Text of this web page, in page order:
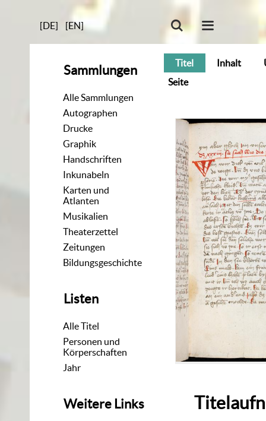
[DE] [EN]
Sammlungen
Alle Sammlungen
Autographen
Drucke
Graphik
Handschriften
Inkunabeln
Karten und
Atlanten
Musikalien
Theaterzettel
Zeitungen
Bildungsgeschichte
Listen
Alle Titel
Personen und
Körperschaften
Jahr
Weitere Links
Titel Inhalt
Seite